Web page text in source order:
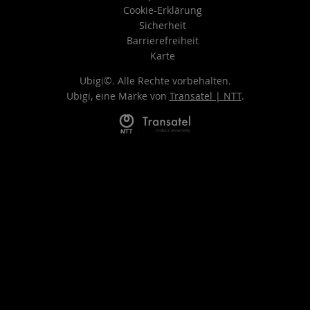
Cookie-Erklärung
Sicherheit
Barrierefreiheit
Karte
Ubigi©. Alle Rechte vorbehalten.
Ubigi, eine Marke von Transatel | NTT.